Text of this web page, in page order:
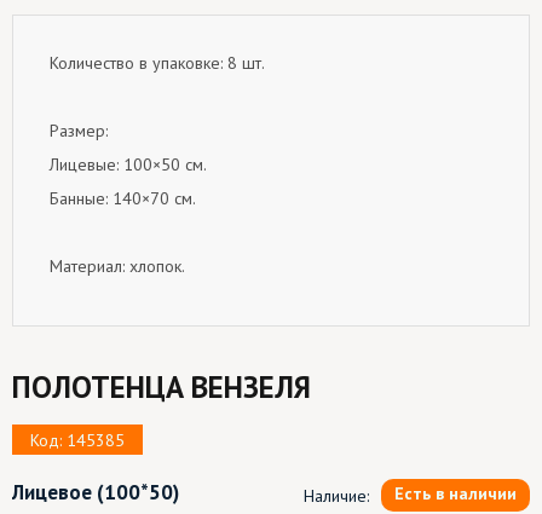
Количество в упаковке: 8 шт.
Размер:
Лицевые: 100×50 см.
Банные: 140×70 см.
Материал: хлопок.
ПОЛОТЕНЦА ВЕНЗЕЛЯ
Код: 145385
Лицевое (100*50) Наличие: Есть в наличии